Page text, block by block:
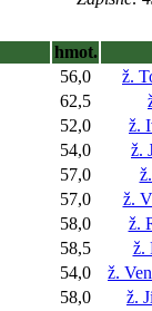
hmot.
56,0
ž.
62,5
52,0
ž.
54,0
ž.
57,0
57,0
ž.
58,0
ž.
58,5
ž.
54,0
ž.
58,0
ž.